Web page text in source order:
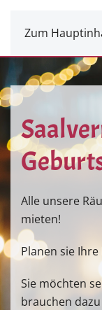
Zum
Alle unsere
mieten!
Planen sie
Sie möchten
brauchen